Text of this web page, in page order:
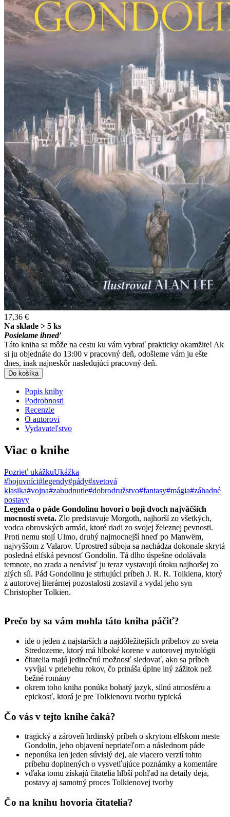
17,36 €
Na sklade > 5 ks
Posielame ihneď
Táto kniha sa môže na cestu ku vám vybrať prakticky okamžite! Ak
si ju objednáte do 13:00 v pracovný deň, odošleme vám ju ešte
dnes, inak najneskôr nasledujúci pracovný deň.
Do košíka
Popis knihy
Podrobnosti
Recenzie
O autorovi
Vydavateľstvo
Viac o knihe
Pozrieť ukážkuUkážka
#bojovníci#legendy#pády#svetová
klasika#vojna#zabudnutie#dobrodružstvo#fantasy#mágia#záhadné
postavy
Legenda o páde Gondolinu hovorí o boji dvoch najväčších
mocností sveta. Zlo predstavuje Morgoth, najhorší zo všetkých,
vodca obrovských armád, ktoré riadi zo svojej železnej pevnosti.
Proti nemu stojí Ulmo, druhý najmocnejší hneď po Manwëm,
najvyššom z Valarov. Uprostred súboja sa nachádza dokonale skrytá
posledná elfská pevnosť Gondolin. Tá dlho úspešne odolávala
temnote, no zrada a nenávisť ju teraz vystavujú útoku najhoršej zo
zlých síl. Pád Gondolinu je strhujúci príbeh J. R. R. Tolkiena, ktorý
z autorovej literárnej pozostalosti zostavil a vydal jeho syn
Christopher Tolkien.
Prečo by sa vám mohla táto kniha páčiť?
ide o jeden z najstarších a najdôležitejších príbehov zo sveta
Stredozeme, ktorý má hlboké korene v autorovej mytológii
čitatelia majú jedinečnú možnosť sledovať, ako sa príbeh
vyvíjal v priebehu rokov, čo prináša úplne iný zážitok než
bežné romány
okrem toho kniha ponúka bohatý jazyk, silnú atmosféru a
epickosť, ktorá je pre Tolkienovu tvorbu typická
Čo vás v tejto knihe čaká?
tragický a zároveň hrdinský príbeh o skrytom elfskom meste
Gondolin, jeho objavení nepriateľom a následnom páde
neponúka len jeden súvislý dej, ale viacero verzií tohto
príbehu doplnených o vysvetľujúce poznámky a komentáre
vďaka tomu získajú čitatelia hlbší pohľad na detaily deja,
postavy aj samotný proces Tolkienovej tvorby
Čo na knihu hovoria čitatelia?